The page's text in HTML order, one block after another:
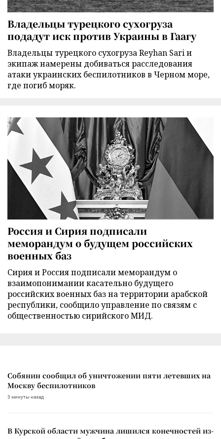
Владельцы турецкого сухогруза
подадут иск против Украины в Гаагу
Владельцы турецкого сухогруза Reyhan Sari и
экипаж намерены добиваться расследования
атаки украинских беспилотников в Черном море,
где погиб моряк.
Россия и Сирия подписали
меморандум о будущем российских
военных баз
Сирия и Россия подписали меморандум о
взаимопонимании касательно будущего
российских военных баз на территории арабской
республики, сообщило управление по связям с
общественностью сирийского МИД.
Собянин сообщил об уничтожении пяти летевших на
Москву беспилотников
3 минуты назад
В Курской области мужчина лишился конечностей из-